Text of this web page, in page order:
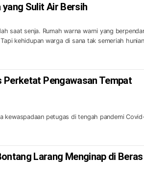
Sulit Air Bersih
saat senja. Rumah warna warni yang
kehidupan warga di sana tak semeriah hunian
Perketat Pengawasan Tempat
kewaspadaan petugas di tengah pandemi
Larang Menginap di Beras